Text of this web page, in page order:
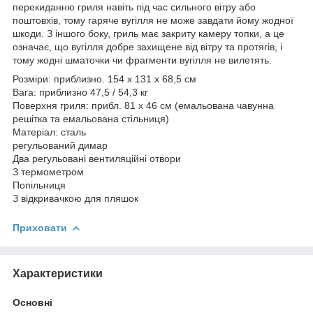
перекиданню гриля навіть під час сильного вітру або
поштовхів, тому гаряче вугілля не може завдати йому жодної
шкоди. З іншого боку, гриль має закриту камеру топки, а це
означає, що вугілля добре захищене від вітру та протягів, і
тому жодні шматочки чи фрагменти вугілля не вилетять.
Розміри: приблизно. 154 x 131 x 68,5 см
Вага: приблизно 47,5 / 54,3 кг
Поверхня гриля: прибл. 81 x 46 см (емальована чавунна
решітка та емальована стільниця)
Матеріал: сталь
регульований димар
Два регульовані вентиляційні отвори
З термометром
Попільниця
З відкривачкою для пляшок
Приховати
Характеристики
Основні